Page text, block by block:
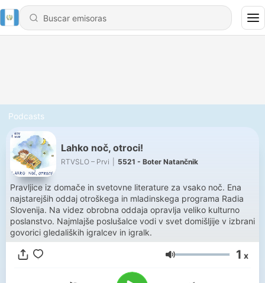
Podcasts
Lahko noč, otroci!
RTVSLO – Prvi 5521 - Boter Natančnik
Pravljice iz domače in svetovne literature za vsako noč. Ena
najstarejših oddaj otroškega in mladinskega programa Radia
Slovenija. Na videz obrobna oddaja opravlja veliko kulturno
poslanstvo. Najmlajše poslušalce vodi v svet domišljije v izbrani
govorici gledaliških igralcev in igralk.
Volumen 1 x